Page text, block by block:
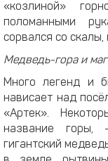
«козлиной»
поломанными
сорвался со
Медведь-гора и
Много легенд и
нависает над
«Артек».
название горы,
гигантский